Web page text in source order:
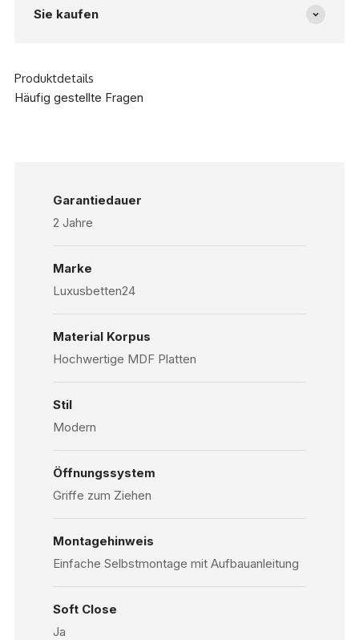
Sie kaufen
Produktdetails
Häufig gestellte Fragen
Garantiedauer
2 Jahre
Marke
Luxusbetten24
Material Korpus
Hochwertige MDF Platten
Stil
Modern
Öffnungssystem
Griffe zum Ziehen
Montagehinweis
Einfache Selbstmontage mit Aufbauanleitung
Soft Close
Ja